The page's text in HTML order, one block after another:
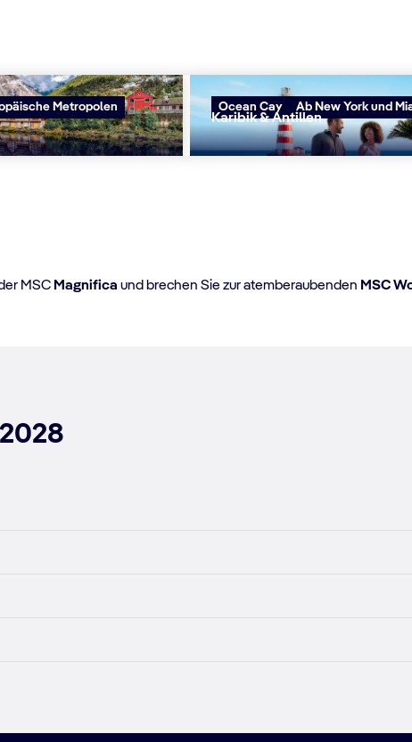
Metropolen Ocean Cay Ab New York und
Karibik & Antillen
MSC Magnifica und brechen Sie zur atemberaubenden MSC